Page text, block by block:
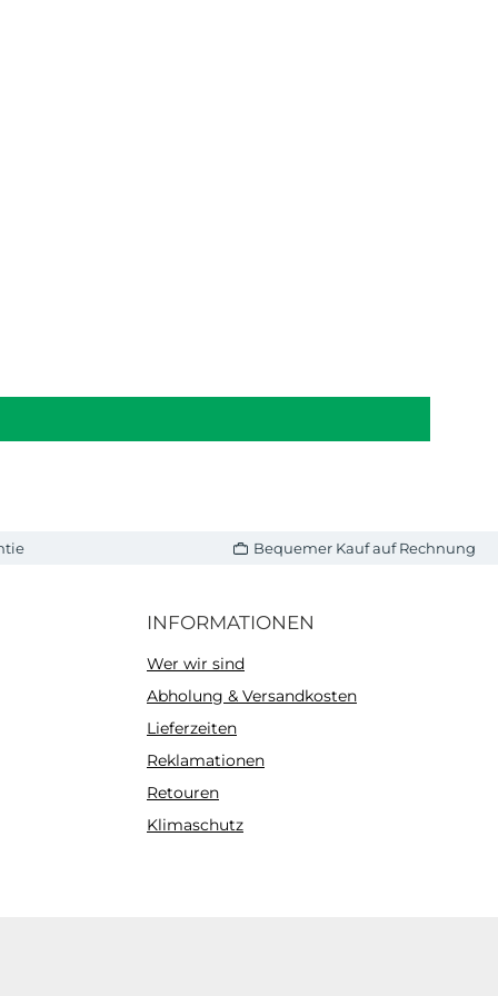
Bequemer Kauf auf Rechnung
INFORMATIONEN
Wer wir sind
Abholung & Versandkosten
Lieferzeiten
Reklamationen
Retouren
Klimaschutz